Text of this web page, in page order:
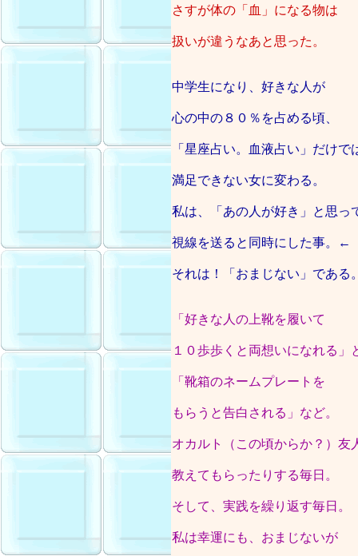
さすが体の「血」になる物は
扱いが違うなあと思った。
中学生になり、好きな人が
心の中の８０％を占める頃、
「星座占い。血液占い」だけで
満足できない女に変わる。
私は、「あの人が好き」と思っ
視線を送ると同時にした事。←
それは！「おまじない」である
「好きな人の上靴を履いて
１０歩歩くと両想いになれる」
「靴箱のネームプレートを
もらうと告白される」など。
オカルト（この頃からか？）友
教えてもらったりする毎日。
そして、実践を繰り返す毎日。
私は幸運にも、おまじないが